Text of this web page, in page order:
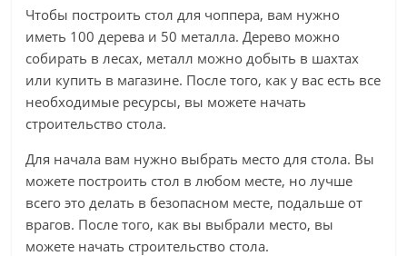
Чтобы построить стол для чоппера, вам нужно
иметь 100 дерева и 50 металла. Дерево можно
собирать в лесах, металл можно добыть в шахтах
или купить в магазине. После того, как у вас есть все
необходимые ресурсы, вы можете начать
строительство стола.
Для начала вам нужно выбрать место для стола. Вы
можете построить стол в любом месте, но лучше
всего это делать в безопасном месте, подальше от
врагов. После того, как вы выбрали место, вы
можете начать строительство стола.